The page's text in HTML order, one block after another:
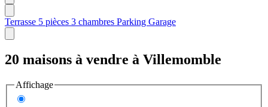
Terrasse 5 pièces 3 chambres Parking Garage
20 maisons à vendre à Villemomble
Affichage